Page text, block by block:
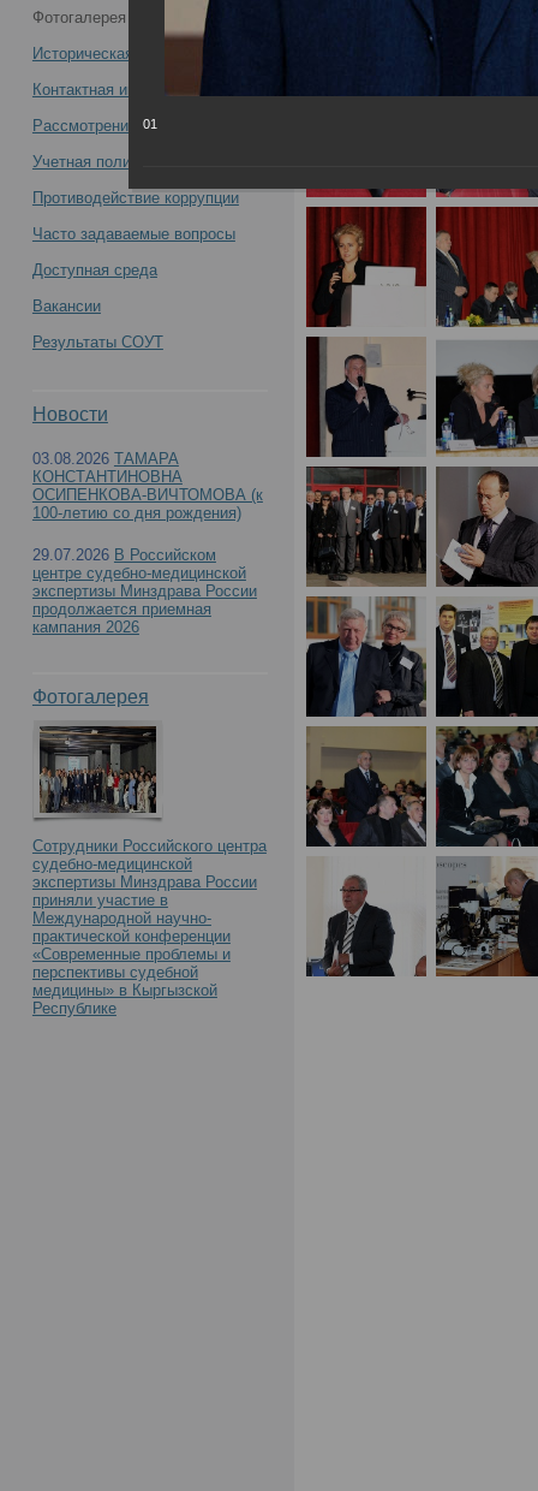
конференция "О проблемных вопросах
организации производства судебно-
медицинских экспертиз" -
Всероссийская научно-практическая
производства судебно-медицинских экспертиз"
Фотогалерея
Историческая справка
Контактная информация
Рассмотрение обращений
Учетная политика учреждения
Противодействие коррупции
Часто задаваемые вопросы
Доступная среда
Вакансии
Результаты СОУТ
Новости
03.08.2026 ТАМАРА
КОНСТАНТИНОВНА
ОСИПЕНКОВА-ВИЧТОМОВА (к
100-летию со дня рождения)
29.07.2026 В Российском
центре судебно-медицинской
экспертизы Минздрава России
продолжается приемная
кампания 2026
Фотогалерея
Сотрудники Российского центра
судебно-медицинской
экспертизы Минздрава России
приняли участие в
Международной научно-
практической конференции
«Современные проблемы и
перспективы судебной
медицины» в Кыргызской
Республике
01